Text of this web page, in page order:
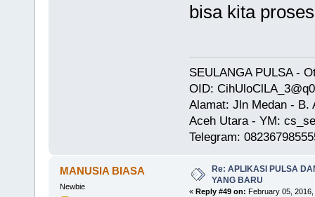
bisa kita
SEULANGA PULSA -
OID:
Alamat: Jln Medan - B.
Aceh Utara - YM:
Telegram:
MANUSIA BIASA
Newbie
Re: APLIKASI PULSA
YANG BARU
« Reply #49 on: February 05,